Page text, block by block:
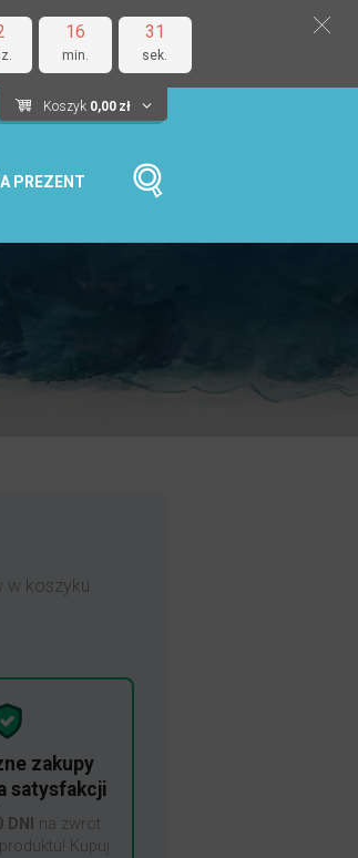
16
min.
31
sek.
Koszyk 0,00 zł
PREZENT
koszyku.
zakupy
satysfakcji
DNI
na zwrot
Kupuj